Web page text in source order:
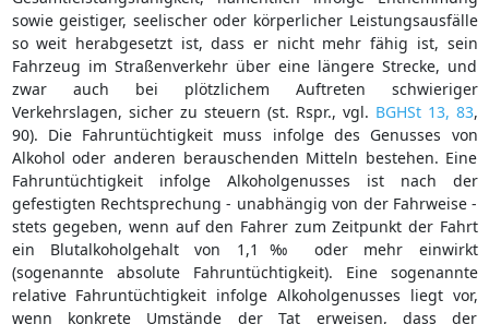
sowie geistiger, seelischer oder körperlicher Leistungsausfälle
so weit herabgesetzt ist, dass er nicht mehr fähig ist, sein
Fahrzeug im Straßenverkehr über eine längere Strecke, und
zwar auch bei plötzlichem Auftreten schwieriger
Verkehrslagen, sicher zu steuern (st. Rspr., vgl. BGHSt 13, 83,
90). Die Fahruntüchtigkeit muss infolge des Genusses von
Alkohol oder anderen berauschenden Mitteln bestehen. Eine
Fahruntüchtigkeit infolge Alkoholgenusses ist nach der
gefestigten Rechtsprechung - unabhängig von der Fahrweise -
stets gegeben, wenn auf den Fahrer zum Zeitpunkt der Fahrt
ein Blutalkoholgehalt von 1,1‰ oder mehr einwirkt
(sogenannte absolute Fahruntüchtigkeit). Eine sogenannte
relative Fahruntüchtigkeit infolge Alkoholgenusses liegt vor,
wenn konkrete Umstände der Tat erweisen, dass der